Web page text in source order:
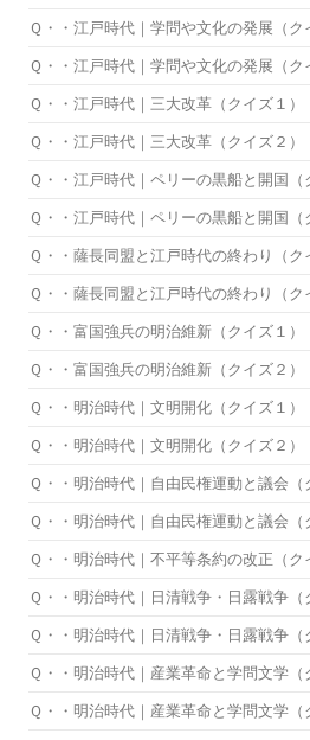
Ｑ・・江戸時代｜学問や文化の発展（ク
Ｑ・・江戸時代｜学問や文化の発展（ク
Ｑ・・江戸時代｜三大改革（クイズ１）
Ｑ・・江戸時代｜三大改革（クイズ２）
Ｑ・・江戸時代｜ペリーの黒船と開国（
Ｑ・・江戸時代｜ペリーの黒船と開国（
Ｑ・・薩長同盟と江戸時代の終わり（ク
Ｑ・・薩長同盟と江戸時代の終わり（ク
Ｑ・・富国強兵の明治維新（クイズ１）
Ｑ・・富国強兵の明治維新（クイズ２）
Ｑ・・明治時代｜文明開化（クイズ１）
Ｑ・・明治時代｜文明開化（クイズ２）
Ｑ・・明治時代｜自由民権運動と議会（
Ｑ・・明治時代｜自由民権運動と議会（
Ｑ・・明治時代｜不平等条約の改正（ク
Ｑ・・明治時代｜日清戦争・日露戦争（
Ｑ・・明治時代｜日清戦争・日露戦争（
Ｑ・・明治時代｜産業革命と学問文学（
Ｑ・・明治時代｜産業革命と学問文学（